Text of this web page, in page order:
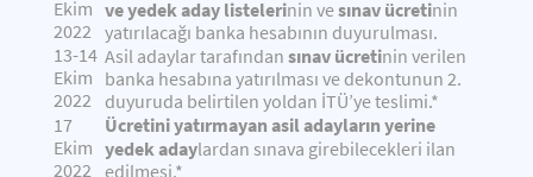
Ekim
2022
ve yedek aday listelerinin vesınav ücretinin
yatırılacağı banka hesabının duyurulması.
13-14
Ekim
2022
Asil adaylar tarafından sınav ücretinin verilen
banka hesabına yatırılması ve dekontunun 2.
duyuruda belirtilen yoldan İTÜ’ye teslimi.*
17
Ekim
2022
Ücretini yatırmayan asil adayların yerine
yedek adaylardan sınava girebilecekleri ilan
edilmesi.*